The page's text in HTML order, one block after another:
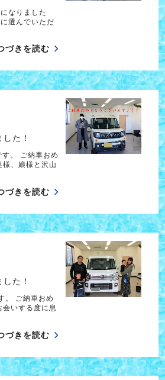
なりました
選んでいただ
づきを読む
た！
。 ご納車おめ
、娘様と沢山
づきを読む
た！
。 ご納車おめ
いする度に息
づきを読む